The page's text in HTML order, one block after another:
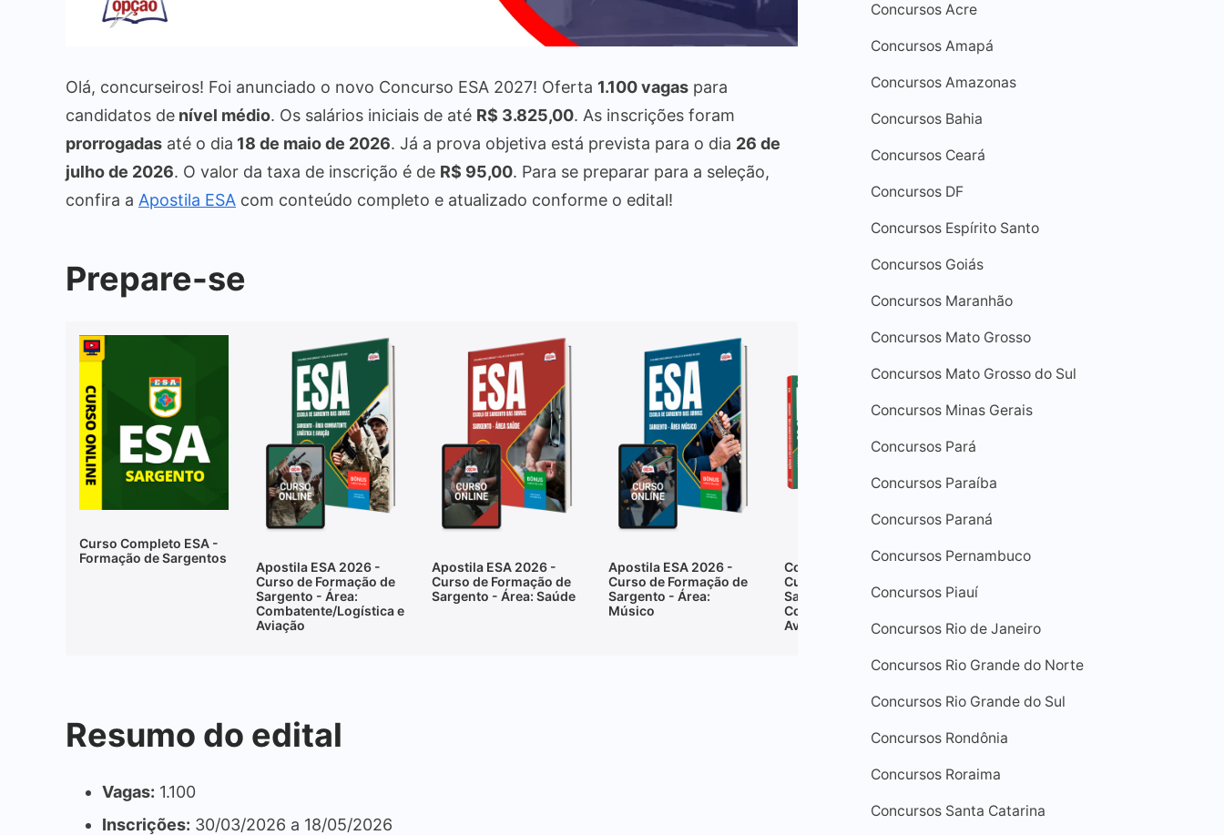
Olá, concurseiros! Foi anunciado o novo Concurso ESA 2027! Oferta 1.100 vagas para
candidatos de nível médio. Os salários iniciais de até R$ 3.825,00. As inscrições foram
prorrogadas até o dia 18 de maio de 2026. Já a prova objetiva está prevista para o dia 26 de
julho de 2026. O valor da taxa de inscrição é de R$ 95,00. Para se preparar para a seleção,
confira a Apostila ESA com conteúdo completo e atualizado conforme o edital!
Prepare-se
Curso Completo ESA -
Formação de Sargentos
Apostila ESA 2026 -
Curso de Formação de
Sargento - Área:
Combatente/Logística e
Aviação
Apostila ESA 2026 -
Curso de Formação de
Sargento - Área: Saúde
Apostila ESA 2026 -
Curso de Formação de
Sargento - Área:
Músico
Combo ESA 2026 -
Curso de Formação de
Sargento - Área:
Combatente/Logística e
Aviação
Curso de Formação de
Sargento - Área:
Aviação
Resumo do edital
Vagas: 1.100
Inscrições: 30/03/2026 a 18/05/2026
Concursos Acre
Concursos Amapá
Concursos Amazonas
Concursos Bahia
Concursos Ceará
Concursos DF
Concursos Espírito Santo
Concursos Goiás
Concursos Maranhão
Concursos Mato Grosso
Concursos Mato Grosso do Sul
Concursos Minas Gerais
Concursos Pará
Concursos Paraíba
Concursos Paraná
Concursos Pernambuco
Concursos Piauí
Concursos Rio de Janeiro
Concursos Rio Grande do Norte
Concursos Rio Grande do Sul
Concursos Rondônia
Concursos Roraima
Concursos Santa Catarina